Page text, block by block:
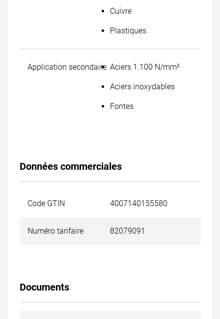
Cuivre
Plastiques
Application secondaire Aciers 1.100 N/mm²
Aciers inoxydables
Fontes
Données commerciales
Code GTIN 4007140155580
Numéro tarifaire 82079091
Documents